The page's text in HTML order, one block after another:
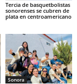
Tercia de basquetbolistas
sonorenses se cubren de
plata en centroamericano
Sonora